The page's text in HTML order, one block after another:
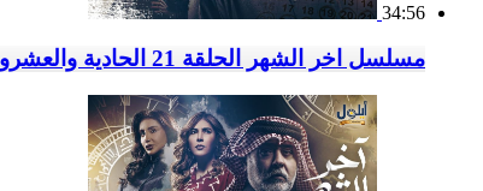
34:56
مسلسل اخر الشهر الحلقة 21 الحادية والعشرون